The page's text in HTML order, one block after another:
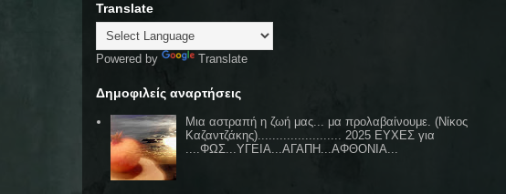
Translate
Powered by Translate
Δημοφιλείς αναρτήσεις
Μια αστραπή η ζωή μας... μα προλαβαίνουμε. (Νίκος
Καζαντζάκης)....................... 2025 ΕΥΧΕΣ για
....ΦΩΣ...ΥΓΕΙΑ...ΑΓΑΠΗ...ΑΦΘΟΝΙΑ...